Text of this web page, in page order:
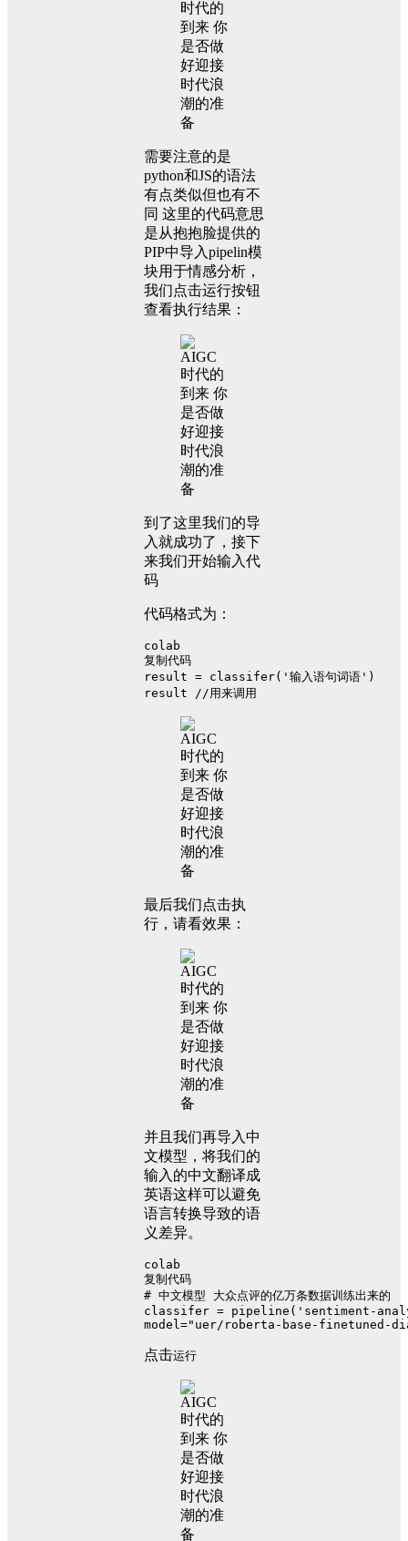
需要注意的是
python和JS的语法
有点类似但也有不
同 这里的代码意思
是从抱抱脸提供的
PIP中导入pipelin模
块用于情感分析，
我们点击运行按钮
查看执行结果：
到了这里我们的导
入就成功了，接下
来我们开始输入代
码
代码格式为：
colab
复制代码
result = classifer('输入语句词语')
result //用来调用
最后我们点击执
行，请看效果：
并且我们再导入中
文模型，将我们的
输入的中文翻译成
英语这样可以避免
语言转换导致的语
义差异。
colab
复制代码
# 中文模型 大众点评的亿万条数据训练出来的
classifer = pipeline('sentiment-
model="uer/roberta-base-finetuned-
点击运行